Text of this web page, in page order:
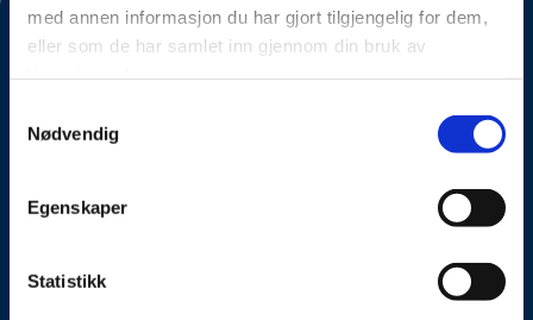
med annen informasjon du har gjort tilgjengelig for dem,
eller som de har samlet inn gjennom din bruk av
Nødvendig
Egenskaper
Statistikk